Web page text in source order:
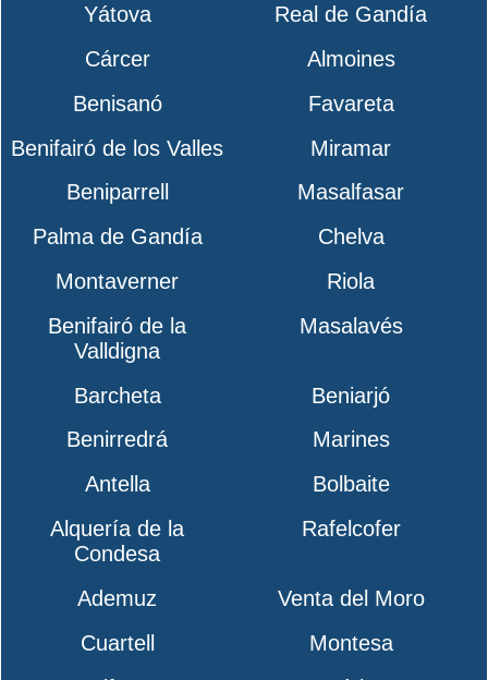
Yátova
Real de Gandía
Cárcer
Almoines
Benisanó
Favareta
Benifairó de los Valles
Miramar
Beniparrell
Masalfasar
Palma de Gandía
Chelva
Montaverner
Riola
Benifairó de la
Valldigna
Masalavés
Barcheta
Beniarjó
Benirredrá
Marines
Antella
Bolbaite
Alquería de la
Condesa
Rafelcofer
Ademuz
Venta del Moro
Cuartell
Montesa